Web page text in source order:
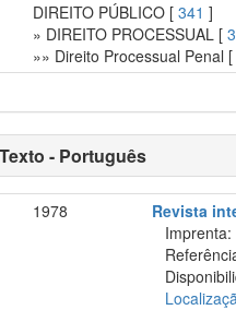
DIREITO PÚBLICO [341 ]
» DIREITO PROCESSUAL [
»» Direito Processual Penal
- Português
1978
Revista
Imprenta: